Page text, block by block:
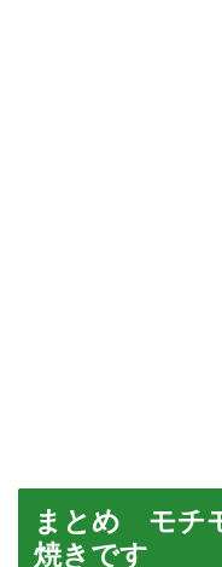
まとめ モチ
焼きです